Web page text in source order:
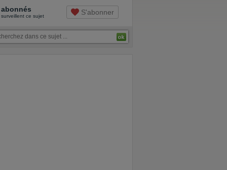
abonnés
surveillent ce sujet S'abonner